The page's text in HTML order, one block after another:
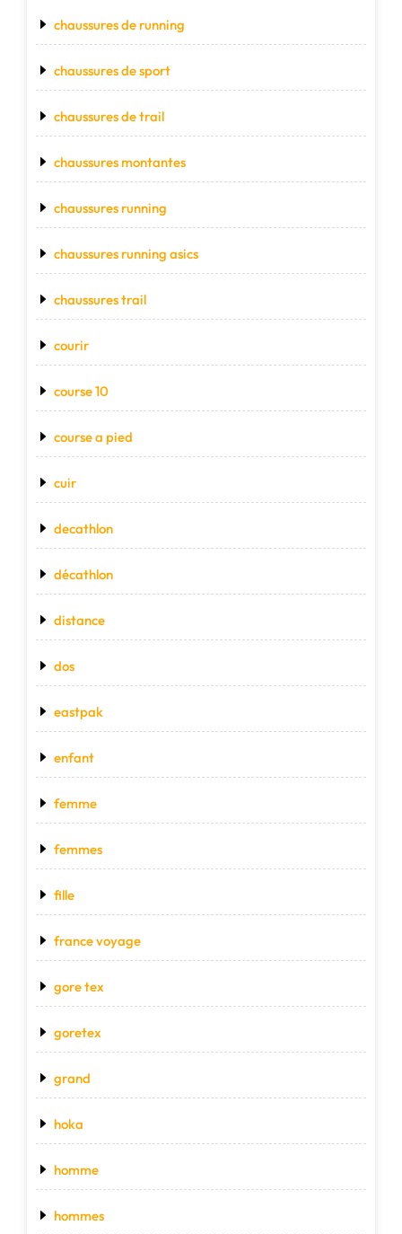
chaussures de running
chaussures de sport
chaussures de trail
chaussures montantes
chaussures running
chaussures running asics
chaussures trail
courir
course 10
course a pied
cuir
decathlon
décathlon
distance
dos
eastpak
enfant
femme
femmes
fille
france voyage
gore tex
goretex
grand
hoka
homme
hommes